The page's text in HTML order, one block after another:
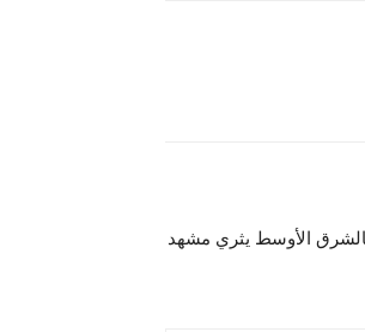
الأوسط يثري مشهد